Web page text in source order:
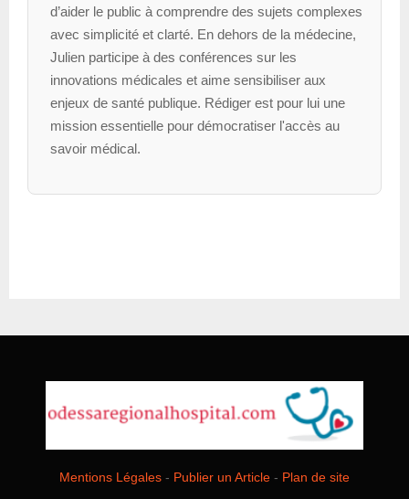
d’aider le public à comprendre des sujets complexes
avec simplicité et clarté. En dehors de la médecine,
Julien participe à des conférences sur les
innovations médicales et aime sensibiliser aux
enjeux de santé publique. Rédiger est pour lui une
mission essentielle pour démocratiser l'accès au
savoir médical.
Mentions Légales - Publier un Article - Plan de site